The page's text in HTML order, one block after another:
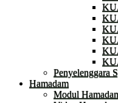
Penyelenggara
Hamadam
Modul